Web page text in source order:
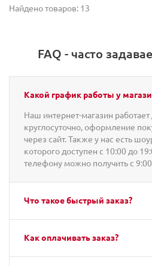
Найдено товаров: 13
FAQ - часто
Какой график работы у
Наш интернет-магазин
круглосуточно, оформление
через сайт. Также у нас есть
которого доступен с 10:00 до
телефону можно получить с
Что такое быстрый заказ?
Как оплачивать заказ?